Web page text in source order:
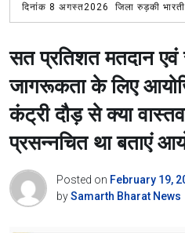
सत प्रतिशत मतदान एवं
जागरूकता के लिए
कंट्री दौड़ से क्या
प्रसन्नचित था बताएं
Posted on February 19,
bySamarth Bharat News